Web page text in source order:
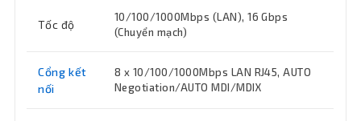
Tốc độ
10/100/1000Mbps (LAN), 16 Gbps
(Chuyển mạch)
Cổng kết
nối
8 x 10/100/1000Mbps LAN RJ45, AUTO
Negotiation/AUTO MDI/MDIX